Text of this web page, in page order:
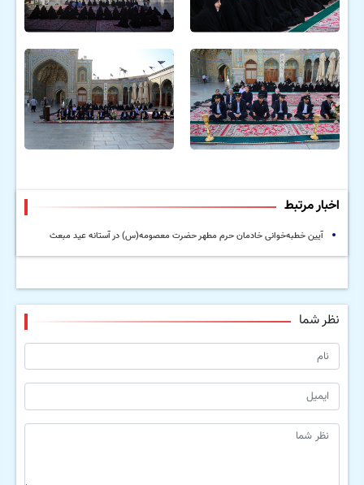
اخبار مرتبط
آیین خطبه‌خوانی خادمان حرم مطهر حضرت معصومه(س) در آستانه عید مبعث
نظر شما